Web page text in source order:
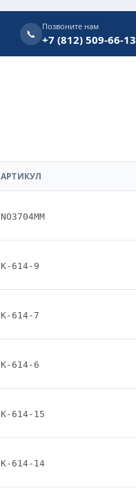
📞
Позвоните нам
+7 (812) 509-66-13
АРТИКУЛ
NO3704MM
K-614-9
K-614-7
K-614-6
K-614-15
K-614-14